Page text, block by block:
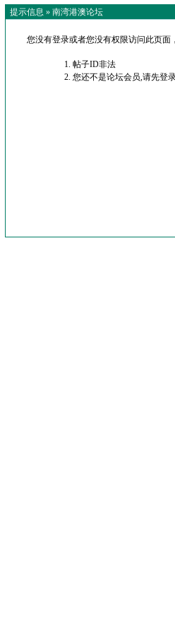
提示信息 » 南湾港澳论坛
您没有登录或者您没有权限访问此页面
帖子ID非法
您还不是论坛会员,请先登